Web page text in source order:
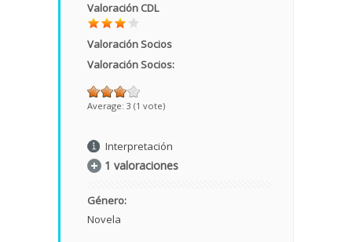
Valoración CDL
Valoración Socios
Valoración Socios:
Average: 3 (1 vote)
Interpretación
1 valoraciones
Género:
Novela